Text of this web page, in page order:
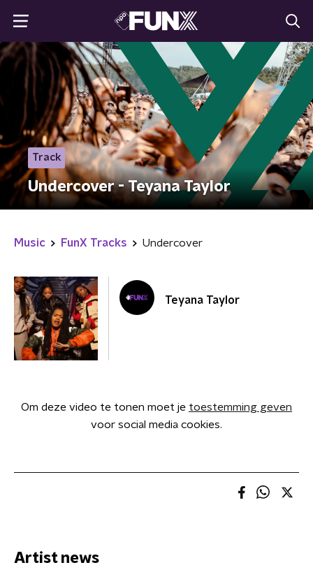
Track
Undercover - Teyana Taylor
Music FunX Tracks Undercover
Teyana Taylor
Om deze video te tonen moet je toestemming geven
voor social media cookies.
Artist news